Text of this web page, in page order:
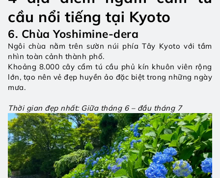
cầu nổi tiếng tại Kyoto
6. Chùa Yoshimine-dera
Ngôi chùa nằm trên sườn núi phía Tây Kyoto với tầm
nhìn toàn cảnh thành phố.
Khoảng 8.000 cây cẩm tú cầu phủ kín khuôn viên rộng
lớn, tạo nên vẻ đẹp huyền ảo đặc biệt trong những ngày
mưa.
Thời gian đẹp nhất: Giữa tháng 6 – đầu tháng 7